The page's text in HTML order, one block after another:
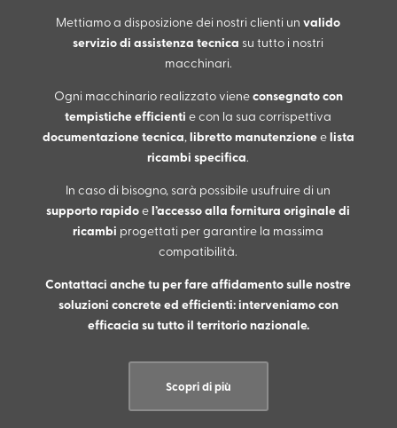
Mettiamo a disposizione dei nostri clienti unvalido
servizio di assistenza tecnica su tutto i nostri
macchinari.
Ogni macchinario realizzato vieneconsegnato con
tempistiche efficienti e con la sua corrispettiva
documentazione tecnica,libretto manutenzioneelista
ricambi specifica.
In caso di bisogno, sarà possibile usufruire di un
supporto rapidoel’accesso alla fornitura originale di
ricambi progettati per garantire la massima
compatibilità.
Contattaci anche tu per fare affidamento sulle nostre
soluzioni concrete ed efficienti: interveniamo con
efficacia su tutto il territorio nazionale.
Scopri di più